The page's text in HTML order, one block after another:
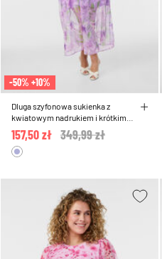
-50% +10%
Dluga szyfonowa sukienka z
kwiatowym nadrukiem i krótkimi
rekawami
Price reduced from
349,99 zł
157,50 zł